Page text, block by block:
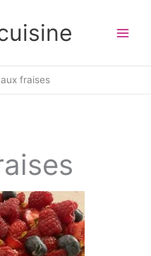
fraises